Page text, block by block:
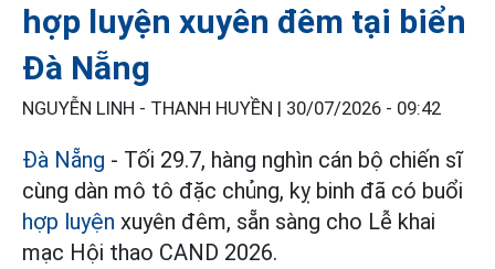
hợp luyện xuyên đêm tại biển
Đà Nẵng
NGUYỄN LINH - THANH HUYỀN | 30/07/2026 - 09:42
Đà Nẵng - Tối 29.7, hàng nghìn cán bộ chiến sĩ
cùng dàn mô tô đặc chủng, kỵ binh đã có buổi
hợp luyện xuyên đêm, sẵn sàng cho Lễ khai
mạc Hội thao CAND 2026.